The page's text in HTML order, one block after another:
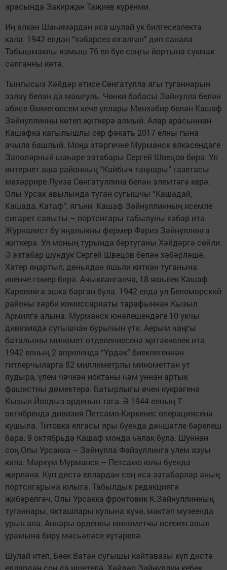
арасында Закирҗан Таҗиев күренми.
Иң өлкән Шаһимәрдән исә шулай ук билгесезлектә
кала. 1942 елдан “хәбәрсез югалган” дип санала.
Табышмаклы язмыш 76 ел буе соңгы йортына сукмак
салганны көтә.
Тынгысыз Хәйдәр әтисе Сөнгатулла ягы туганнарын
эзләү белән дә мәшгуль. Чөнки бабасы Зәйнулла белән
әбисе Өммегөлсем кече уллары Минхәбир белән Кашаф
Зәйнуллинны көтеп җиткерә алмый. Алар арасыннан
Кашафка кагылышлы сер фәкать 2017 елны гына
ачыла башлый. Моңа этәргечне Мурманск өлкәсендәге
Заполярный шәһәре эзтабары Сергей Швецов бирә. Ул
интернет аша районның “Кайбыч таңнары” газетасы
мөхәррире Луиза Сөнгатуллина белән элемтәгә керә.
Олы Урсак авылында туган сугышчы “Кашадай,
Кашада, Катаф”, ягъни Кашаф Зәйнуллинның исемле
сигарет савыты – портсигары табылуны хәбәр итә.
Журналист бу яңалыкны фермер Фәриз Зәйнуллинга
җиткерә. Ул моның турында бертуганы Хәйдәргә сөйли.
Ә эзтабар шундук Сергей Швецов белән хәбәрләшә.
Хәтер яңартып, дөньядан яшьли киткән туганына
икенче гомер бирә. Ачыкланганча, 18 яшьлек Кашаф
Карелиягә эшкә барган була. 1942 елда ул Беломорский
районы хәрби комиссариаты тарафыннан Кызыл
Армиягә алына. Мурманск юнәлешендәге 10 укчы
дивизиядә сугышчан бурычын үти. Аерым чаңгы
батальоны миномет отделениесенә җитәкчелек итә.
1942 елның 2 апрелендә “Үрдәк” биеклегеннән
гитлерчыларга 82 миллиметрлы минометтан ут
яудыра, үлем чәчкән ноктаны һәм уннан артык
фашистны дөмектерә. Батырлыгы өчен күкрәгенә
Кызыл Йолдыз орденын тага. Ә 1944 елның 7
октябрендә дивизия Петсамо-Киркенес операциясенә
кушыла. Титовка елгасы яры буенда дәһшәтле бәрелеш
бара. 9 октябрьдә Кашаф монда һәлак була. Шуннан
соң Олы Урсакка – Зәйнулла Фәйзуллинга үлем язуы
килә. Мәрхүм Мурманск – Петсамо юлы буенда
җирләнә. Күп дистә еллардан соң исә эзтабарлар аның
портсигарына юлыга. Табылдык редакциягә
җибәрелгәч, Олы Урсакка фронтовик К.Зәйнуллинның
туганнары, якташлары кулына күчә, мәктәп музеенда
урын ала. Аннары орденлы минометчы исемен авыл
урамына бирү мәсьәләсе күтәрелә.
Шулай итеп, Бөек Ватан сугышы кайтавазы күп дистә
еллардан соң да ишетелә. Хәйдәр Зәйнуллин кебек